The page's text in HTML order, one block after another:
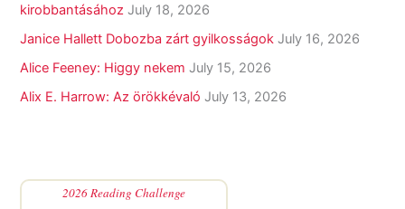
kirobbantásához July 18, 2026
Janice Hallett Dobozba zárt gyilkosságok July 16, 2026
Alice Feeney: Higgy nekem July 15, 2026
Alix E. Harrow: Az örökkévaló July 13, 2026
2026 Reading Challenge